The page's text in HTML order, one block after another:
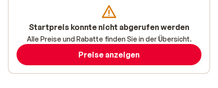
Startpreis konnte nicht abgerufen werden
Alle Preise und Rabatte finden Sie in der Übersicht.
Preise anzeigen